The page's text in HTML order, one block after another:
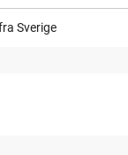
Sverige